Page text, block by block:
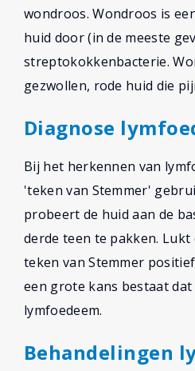
wondroos. Wondroos is
huid door (in de meeste
streptokokkenbacterie.
gezwollen, rode huid die
Diagnose
Bij het herkennen van
'teken van Stemmer'
probeert de huid aan de
derde teen te pakken.
teken van Stemmer
een grote kans bestaat
lymfoedeem.
Behandelingen